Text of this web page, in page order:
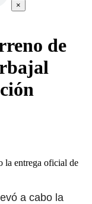
×
de
la entrega oficial de
a cabo la